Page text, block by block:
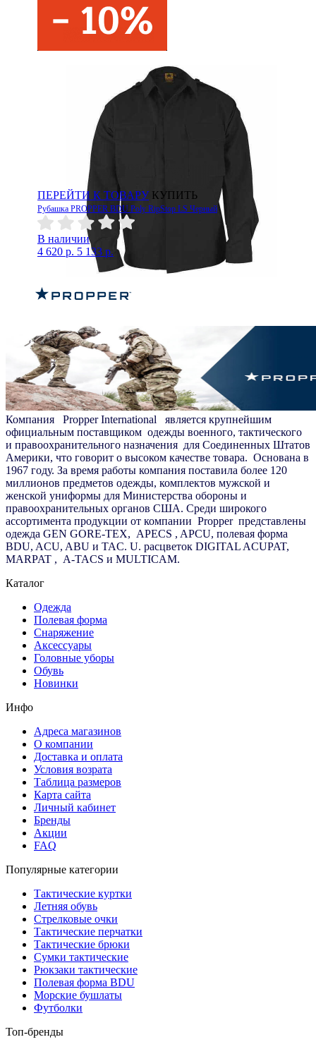
ПЕРЕЙТИ К ТОВАРУ КУПИТЬ
Рубашка PROPPER BDU Poly RipStop LS Черный
В наличии
4 620 р. 5 133 р.
Компания Propper International
является крупнейшим
официальным поставщиком одежды военного, тактического
и правоохранительного назначения для Соединенных Штатов
Америки, что говорит о высоком качестве товара. Основана в
1967 году. За время работы компания поставила более 120
миллионов предметов одежды, комплектов мужской и
женской униформы для Министерства обороны и
правоохранительных органов США. Среди широкого
ассортимента продукции от компании Propper представлены
одежда GEN GORE-TEX, APECS , APCU, полевая форма
BDU, ACU, ABU и TAC. U. расцветок DIGITAL ACUPAT,
MARPAT , A-TACS и MULTICAM.
Каталог
Одежда
Полевая форма
Снаряжение
Аксессуары
Головные уборы
Обувь
Новинки
Инфо
Адреса магазинов
О компании
Доставка и оплата
Условия возрата
Таблица размеров
Карта сайта
Личный кабинет
Бренды
Акции
FAQ
Популярные категории
Тактические куртки
Летняя обувь
Стрелковые очки
Тактические перчатки
Тактические брюки
Сумки тактические
Рюкзаки тактические
Полевая форма BDU
Морские бушлаты
Футболки
Топ-бренды